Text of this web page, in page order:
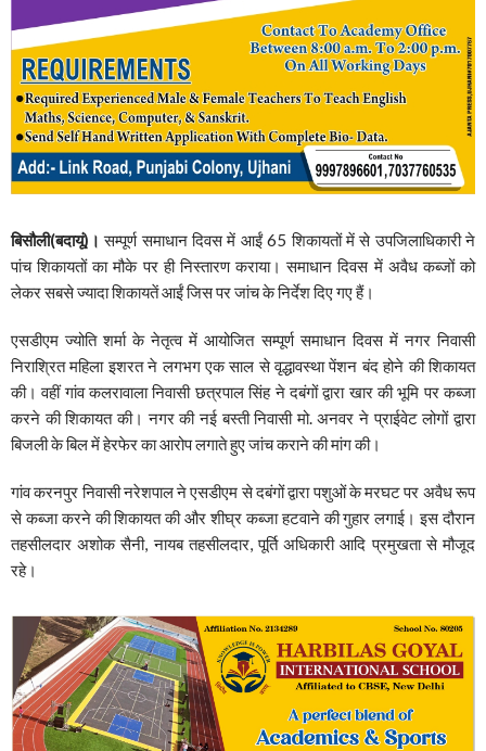
बिसौली(बदायूं)। सम्पूर्ण समाधान दिवस में आईं 65 शिकायतों में से उपजिलाधिकारी ने
पांच शिकायतों का मौके पर ही निस्तारण कराया। समाधान दिवस में अवैध कब्जों को
लेकर सबसे ज्यादा शिकायतें आईं जिस पर जांच के निर्देश दिए गए हैं।
एसडीएम ज्योति शर्मा के नेतृत्व में आयोजित सम्पूर्ण समाधान दिवस में नगर निवासी
निराश्रित महिला इशरत ने लगभग एक साल से वृद्धावस्था पेंशन बंद होने की शिकायत
की। वहीं गांव कलरावाला निवासी छत्रपाल सिंह ने दबंगों द्वारा खार की भूमि पर कब्जा
करने की शिकायत की। नगर की नई बस्ती निवासी मो. अनवर ने प्राईवेट लोगों द्वारा
बिजली के बिल में हेरफेर का आरोप लगाते हुए जांच कराने की मांग की।
गांव करनपुर निवासी नरेशपाल ने एसडीएम से दबंगों द्वारा पशुओं के मरघट पर अवैध रूप
से कब्जा करने की शिकायत की और शीघ्र कब्जा हटवाने की गुहार लगाई। इस दौरान
तहसीलदार अशोक सैनी, नायब तहसीलदार, पूर्ति अधिकारी आदि प्रमुखता से मौजूद
रहे।